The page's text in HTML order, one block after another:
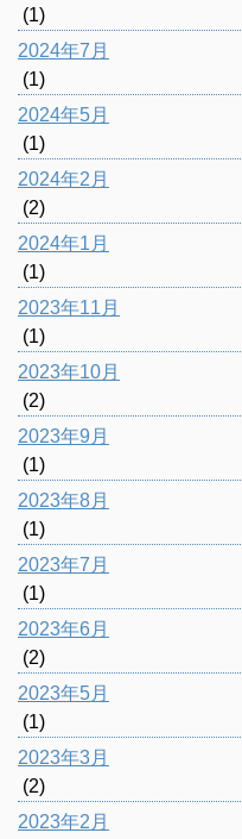
(1)
2024年7月
(1)
2024年5月
(1)
2024年2月
(2)
2024年1月
(1)
2023年11月
(1)
2023年10月
(2)
2023年9月
(1)
2023年8月
(1)
2023年7月
(1)
2023年6月
(2)
2023年5月
(1)
2023年3月
(2)
2023年2月